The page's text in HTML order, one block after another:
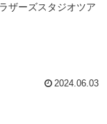
ザーズスタジオツア
2024.06.03